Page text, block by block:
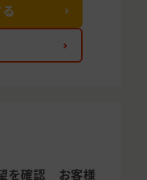
を確認 お客様